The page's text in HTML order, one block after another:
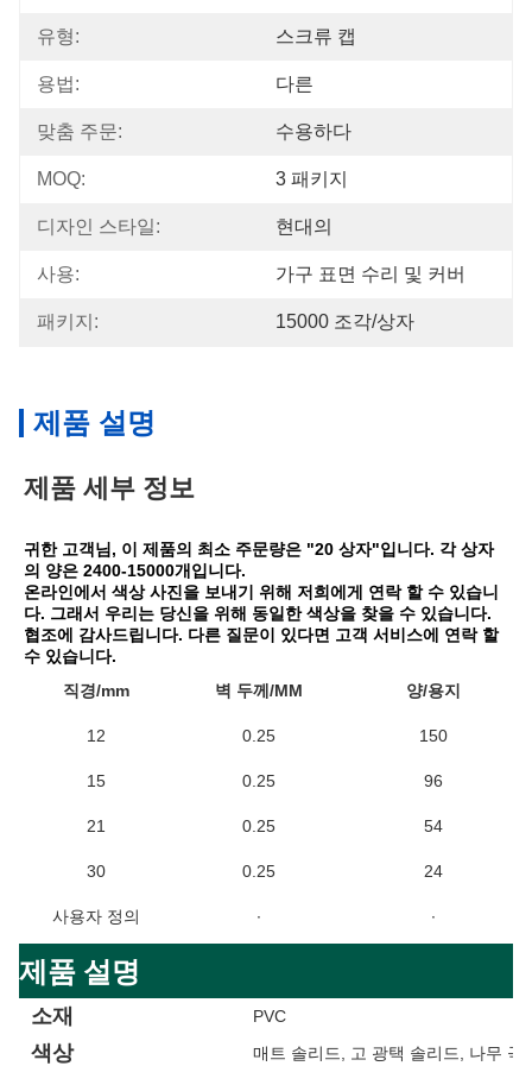
유형: 스크류 캡
용법: 다른
맞춤 주문: 수용하다
MOQ: 3 패키지
디자인 스타일: 현대의
사용: 가구 표면 수리 및 커버
패키지: 15000 조각/상자
제품 설명
제품 세부 정보
귀한 고객님, 이 제품의 최소 주문량은 "20 상자"입니다. 각 상자
의 양은 2400-15000개입니다.
온라인에서 색상 사진을 보내기 위해 저희에게 연락 할 수 있습니
다. 그래서 우리는 당신을 위해 동일한 색상을 찾을 수 있습니다.
협조에 감사드립니다. 다른 질문이 있다면 고객 서비스에 연락 할
수 있습니다.
직경/mm
벽 두께/MM 양/용지
12 0.25 150
15 0.25 96
21 0.25 54
30 0.25 24
사용자 정의 ∙ ∙
제품 설명
소재 PVC
색상 매트 솔리드, 고 광택 솔리드, 나무 곡